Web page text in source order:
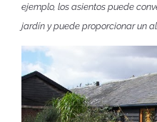
ejemplo, los asientos puede
jardín y puede proporcionar un